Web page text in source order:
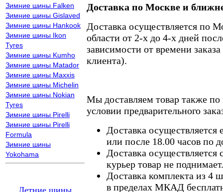
Зимние шины Falken
Зимние шины Gislaved
Зимние шины Hankook
Зимние шины Ikon
Tyres
Зимние шины Kumho
Зимние шины Matador
Зимние шины Maxxis
Зимние шины Michelin
Зимние шины Nokian
Tyres
Зимние шины Pirelli
Зимние шины Pirelli
Formula
Зимние шины
Yokohama
Летние шины
Доставка по Москве и
Доставка осуществляется по
области от 2-х до 4-х дней
зависимости от времени
клиента).
Мы доставляем товар также
условии предварительного
Доставка осуществляется
или после 18.00 часов по
Доставка осуществляется
курьер товар не поднимает.
Доставка комплекта из 4
в пределах МКАД